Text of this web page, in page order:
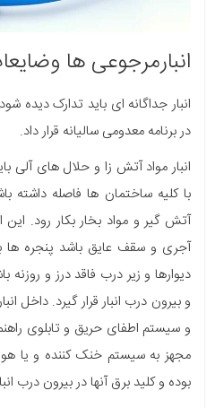
انبارمرجوعی ها
انبار جداگانه ای باید تدارک دیده
در برنامه معدومی سالیانه قرار داد.
انبار مواد آتش زا و حلال­ های آلی
با کلیه ساختمان ها فاصله داشته
آتش گیر و مواد بخار بکار رود. این
آجری و سقف عایق باشد پنجره ها
دیوارها و زیر درب فاقد درز و روزنه
و بیرون درب انبار قرار گیرد. داخل
و سیستم اطفای حریق و تابلوی
مجهز به سیستم خنک کننده و یا
بوده و کلید برق آنها در بیرون درب